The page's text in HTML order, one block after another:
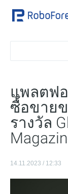
แพลตฟ
ซื้อขายข
รางวัล
14.11.2023 / 12:33